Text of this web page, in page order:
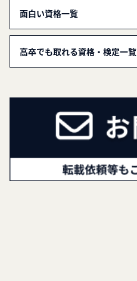
面白い資格一覧
高卒でも取れる資格・検定一覧